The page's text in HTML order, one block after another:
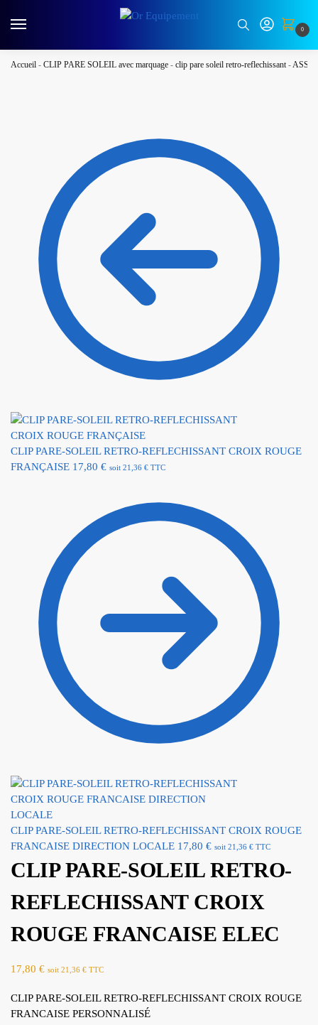
0
Accueil - CLIP PARE SOLEIL avec marquage - clip pare soleil retro-reflechissant-
CLIP PARE-SOLEIL RETRO-REFLECHISSANT CROIX ROUGE
FRANÇAISE 17,80 € soit 21,36 € TTC
CLIP PARE-SOLEIL RETRO-REFLECHISSANT CROIX ROUGE
FRANCAISE DIRECTION LOCALE 17,80 € soit 21,36 € TTC
CLIP PARE-SOLEIL RETRO-
REFLECHISSANT CROIX
ROUGE FRANCAISE ELEC
17,80 € soit 21,36 € TTC
CLIP PARE-SOLEIL RETRO-REFLECHISSANT CROIX ROUGE
FRANCAISE PERSONNALISÉ